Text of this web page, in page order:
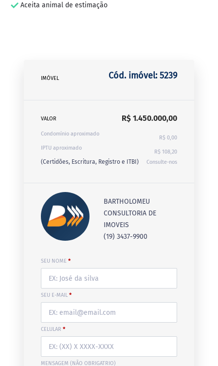
Aceita animal de estimação
IMÓVEL Cód. imóvel: 5239
VALOR R$ 1.450.000,00
Condomínio aproximado
R$ 0,00
IPTU aproximado
R$ 108,20
(Certidões, Escritura, Registro e ITBI) Consulte-nos
BARTHOLOMEU
CONSULTORIA DE
IMOVEIS
(19) 3437-9900
SEU NOME *
SEU E-MAIL *
CELULAR *
MENSAGEM (NÃO OBRIGATRIO)